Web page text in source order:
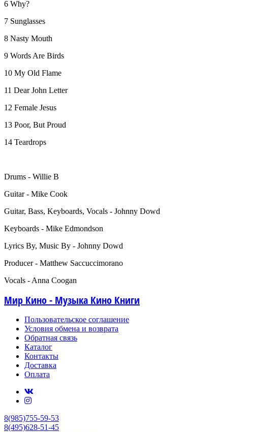
6 Why?
7 Sunglasses
8 Nasty Mouth
9 Words Are Birds
10 My Old Flame
11 Dear John Letter
12 Female Jesus
13 Poor, But Proud
14 Teardrops
Drums - Willie B
Guitar - Mike Cook
Guitar, Bass, Keyboards, Vocals - Johnny Dowd
Keyboards - Mike Edmondson
Lyrics By, Music By - Johnny Dowd
Producer - Matthew Saccuccimorano
Vocals - Anna Coogan
Мир Кино - Музыка Кино Книги
Пользовательское соглашение
Условия обмена и возврата
Обратная связь
Каталог
Контакты
Доставка
Оплата
8(985)755-59-53
8(495)628-51-45